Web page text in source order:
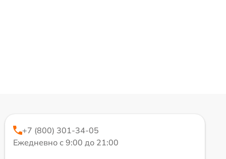
+7 (800) 301-34-05
Ежедневно с 9:00 до 21:00